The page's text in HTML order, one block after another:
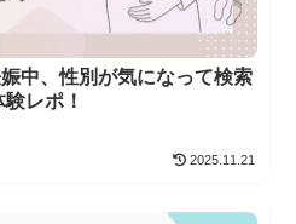
中、性別が気になって検索
レポ！
2025.11.21